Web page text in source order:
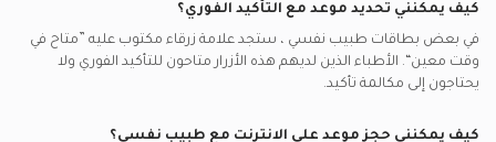
كيف يمكنني تحديد موعد مع التأكيد الفوري؟
في بعض بطاقات طبيب نفسي ، ستجد علامة زرقاء مكتوب عليه ”متاح في
وقت معين“. الأطباء الذين لديهم هذه الأزرار متاحون للتأكيد الفوري ولا
يحتاجون إلى مكالمة تأكيد.
كيف يمكنني حجز موعد على الانترنت مع طبيب نفسي؟